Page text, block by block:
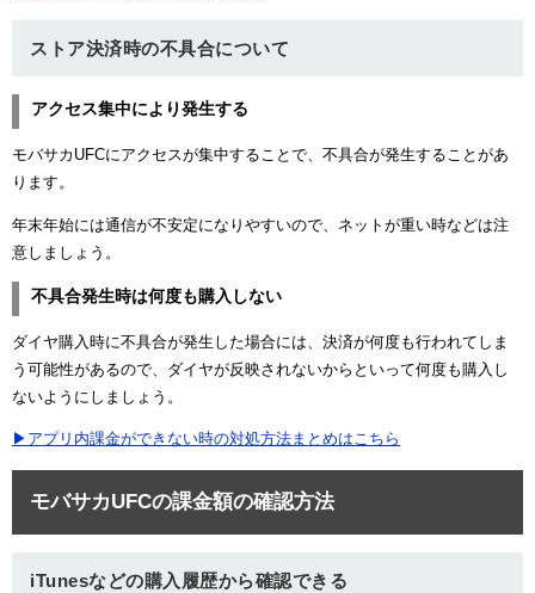
ストア決済時の不具合について
アクセス集中により発生する
モバサカUFCにアクセスが集中することで、不具合が発生することがあ
ります。
年末年始には通信が不安定になりやすいので、ネットが重い時などは注
意しましょう。
不具合発生時は何度も購入しない
ダイヤ購入時に不具合が発生した場合には、決済が何度も行われてしま
う可能性があるので、ダイヤが反映されないからといって何度も購入し
ないようにしましょう。
▶アプリ内課金ができない時の対処方法まとめはこちら
モバサカUFCの課金額の確認方法
iTunesなどの購入履歴から確認できる